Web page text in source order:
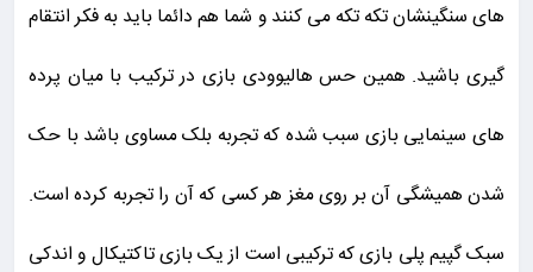
های سنگینشان تکه تکه می کنند و شما هم دائما باید به فکر انتقام
گیری باشید. همین حس هالیوودی بازی در ترکیب با میان پرده
های سینمایی بازی سبب شده که تجربه بلک مساوی باشد با حک
شدن همیشگی آن بر روی مغز هر کسی که آن را تجربه کرده است.
سبک گپیم پلی بازی که ترکیبی است از یک بازی تاکتیکال و اندکی